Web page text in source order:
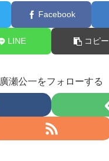
Facebook
LINE コピー
廣瀬公一をフォローする